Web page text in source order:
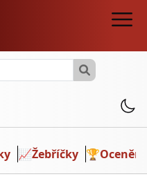
📈Žebříčky 🏆Ocenění